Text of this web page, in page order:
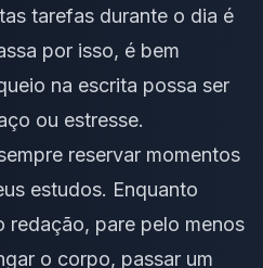
tarefas durante o dia é
por isso, é bem
na escrita possa ser
ou estresse.
reservar momentos
estudos. Enquanto
redação, pare pelo menos
o corpo, passar um